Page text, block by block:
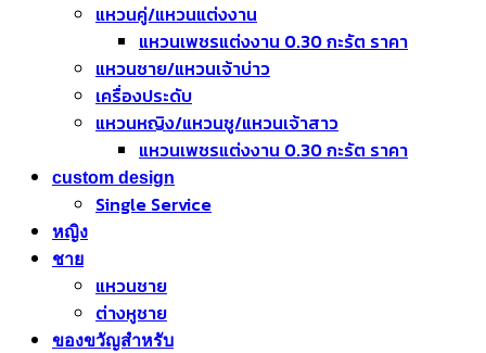
แหวนคู่/แหวนแต่งงาน
แหวนเพชรแต่งงาน 0.30 กะรัต ราคา
แหวนชาย/แหวนเจ้าบ่าว
เครื่องประดับ
แหวนหญิง/แหวนชู/แหวนเจ้าสาว
แหวนเพชรแต่งงาน 0.30 กะรัต ราคา
custom design
Single Service
หญิง
ชาย
แหวนชาย
ต่างหูชาย
ของขวัญสำหรับ